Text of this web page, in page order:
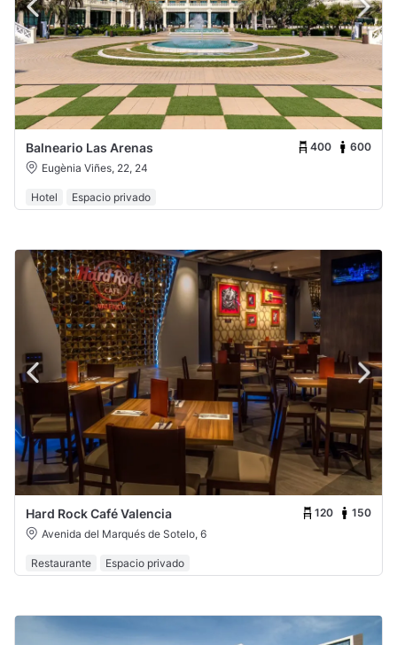
Balneario Las Arenas 400
600
Eugènia Viñes, 22, 24
Hotel Espacio privado
Hard Rock Café Valencia 120
150
Avenida del Marqués de Sotelo, 6
Restaurante Espacio privado